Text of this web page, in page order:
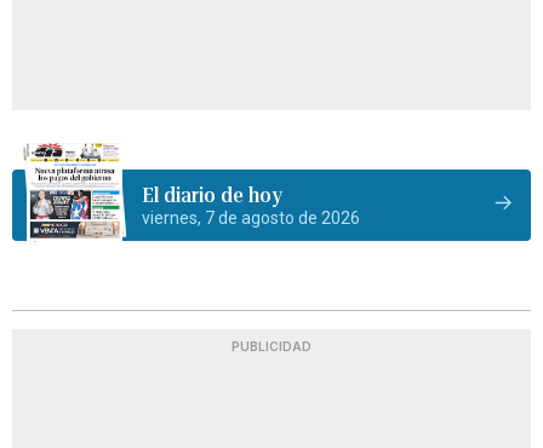
El diario de hoy
viernes, 7 de agosto de 2026
PUBLICIDAD